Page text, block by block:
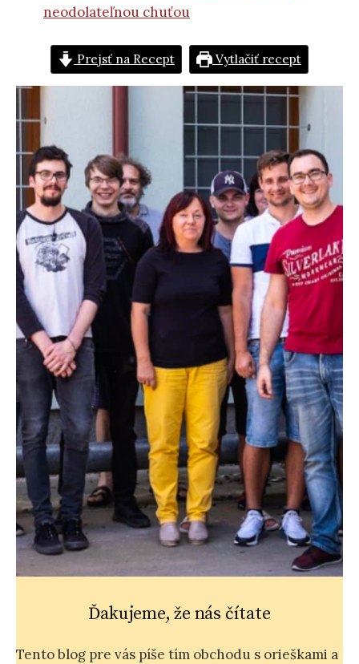
neodolateľnou chuťou
Prejsť na Recept Vytlačiť recept
Ďakujeme, že nás čítate
Tento blog pre vás píše tím obchodu s orieškami a